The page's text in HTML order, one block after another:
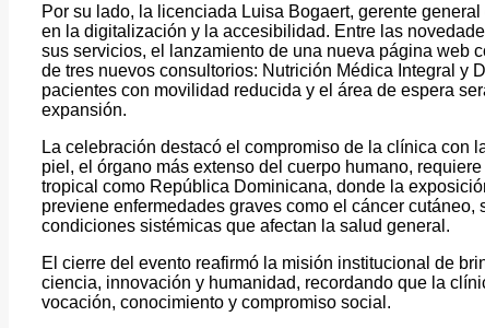
Por su lado, la licenciada Luisa Bogaert, gerente
en la digitalización y la accesibilidad. Entre las
sus servicios, el lanzamiento de una nueva página web
de tres nuevos consultorios: Nutrición Médica Integral y
pacientes con movilidad reducida y el área de espera
expansión.
La celebración destacó el compromiso de la clínica con
piel, el órgano más extenso del cuerpo humano,
tropical como República Dominicana, donde la
previene enfermedades graves como el cáncer
condiciones sistémicas que afectan la salud general.
El cierre del evento reafirmó la misión institucional de
ciencia, innovación y humanidad, recordando que la
vocación, conocimiento y compromiso social.